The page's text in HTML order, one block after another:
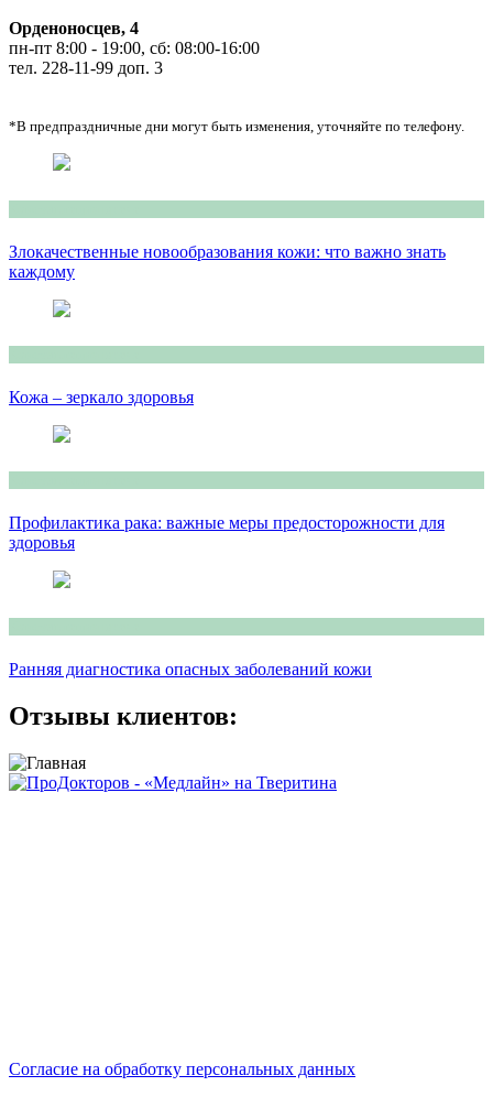
Орденоносцев, 4
пн-пт 8:00 - 19:00, сб: 08:00-16:00
тел. 228-11-99 доп. 3
*В предпраздничные дни могут быть изменения, уточняйте по телефону.
Злокачественные новообразования кожи: что важно знать
каждому
Кожа – зеркало здоровья
Профилактика рака: важные меры предосторожности для
здоровья
Ранняя диагностика опасных заболеваний кожи
Отзывы клиентов:
Согласие на обработку персональных данных